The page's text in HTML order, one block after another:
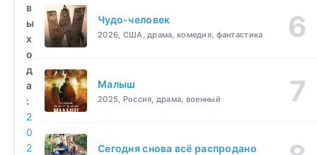
в
ы
х
о
д
а
:
2
0
2
Чудо-человек
2026, США, драма, комедия, фантастика
Малыш
2025, Россия, драма, военный
Сегодня снова всё распродано